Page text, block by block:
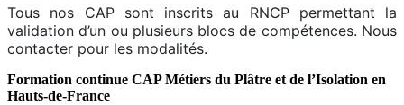
Tous nos CAP sont inscrits au RNCP permettant la
validation d’un ou plusieurs blocs de compétences. Nous
contacter pour les modalités.
Formation continue CAP Métiers du Plâtre et de l’Isolation en
Hauts-de-France